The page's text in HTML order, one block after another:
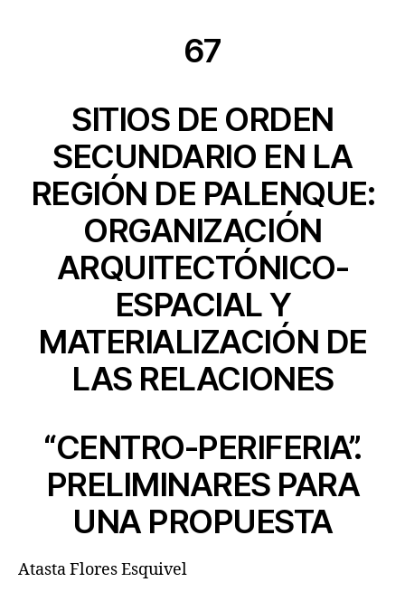
67
SITIOS DE ORDEN
SECUNDARIO EN LA
REGIÓN DE PALENQUE:
ORGANIZACIÓN
ARQUITECTÓNICO-
ESPACIAL Y
MATERIALIZACIÓN DE
LAS RELACIONES
“CENTRO-PERIFERIA”.
PRELIMINARES PARA
UNA PROPUESTA
Atasta Flores Esquivel